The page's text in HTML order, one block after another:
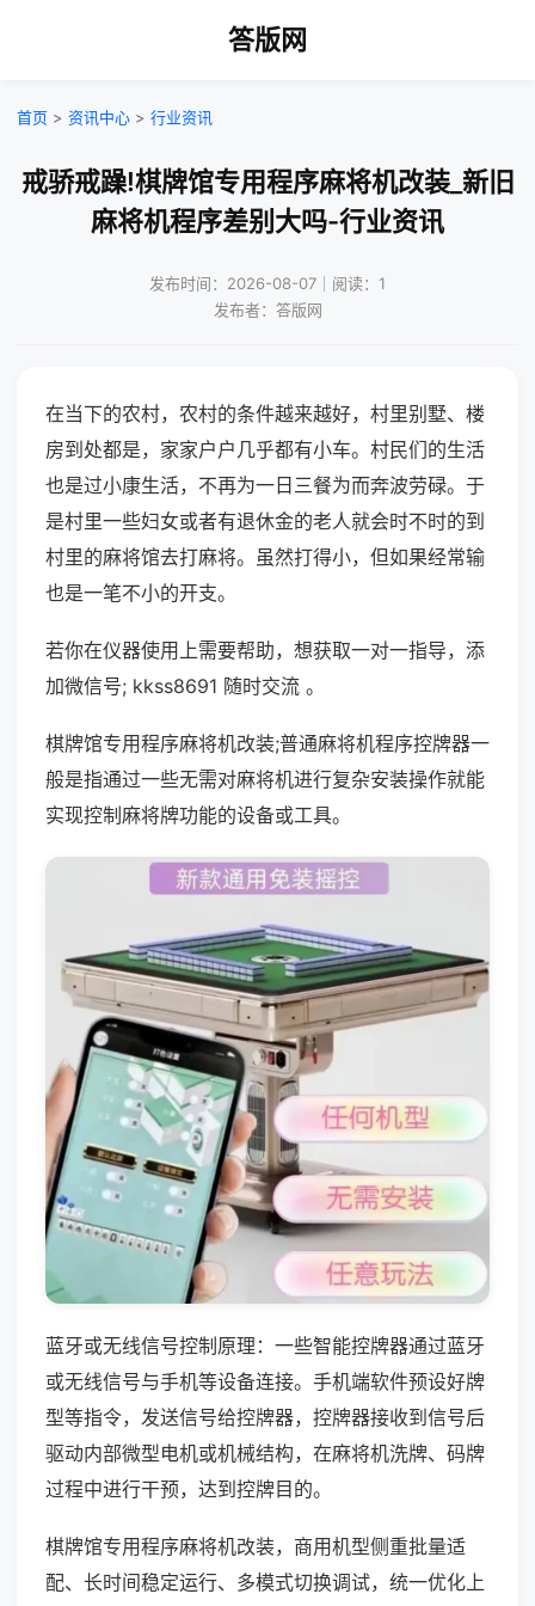
答版网
首页 > 资讯中心 > 行业资讯
戒骄戒躁!棋牌馆专用程序麻将机改装_新旧
麻将机程序差别大吗-行业资讯
发布时间：2026-08-07｜阅读：1
发布者：答版网
在当下的农村，农村的条件越来越好，村里别墅、楼
房到处都是，家家户户几乎都有小车。村民们的生活
也是过小康生活，不再为一日三餐为而奔波劳碌。于
是村里一些妇女或者有退休金的老人就会时不时的到
村里的麻将馆去打麻将。虽然打得小，但如果经常输
也是一笔不小的开支。
若你在仪器使用上需要帮助，想获取一对一指导，添
加微信号; kkss8691 随时交流 。
棋牌馆专用程序麻将机改装;普通麻将机程序控牌器一
般是指通过一些无需对麻将机进行复杂安装操作就能
实现控制麻将牌功能的设备或工具。
蓝牙或无线信号控制原理：一些智能控牌器通过蓝牙
或无线信号与手机等设备连接。手机端软件预设好牌
型等指令，发送信号给控牌器，控牌器接收到信号后
驱动内部微型电机或机械结构，在麻将机洗牌、码牌
过程中进行干预，达到控牌目的。
棋牌馆专用程序麻将机改装，商用机型侧重批量适
配、长时间稳定运行、多模式切换调试，统一优化上